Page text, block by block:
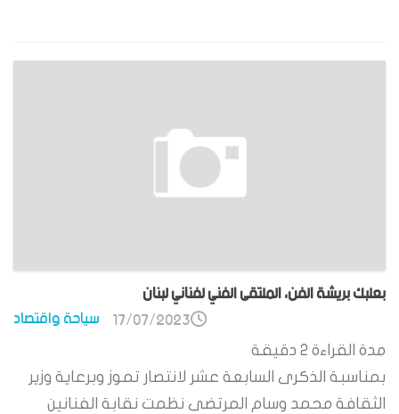
بعلبك بريشة الفن، الملتقى الفني لفناني لبنان
سياحة واقتصاد 17/07/2023
مدة القراءة 2 دقيقة
بمناسبة الذكرى السابعة عشر لانتصار تموز وبرعاية وزير
الثقافة محمد وسام المرتضى نظمت نقابة الفنانين